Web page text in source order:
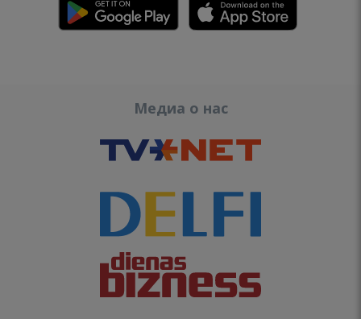
Медиа о нас